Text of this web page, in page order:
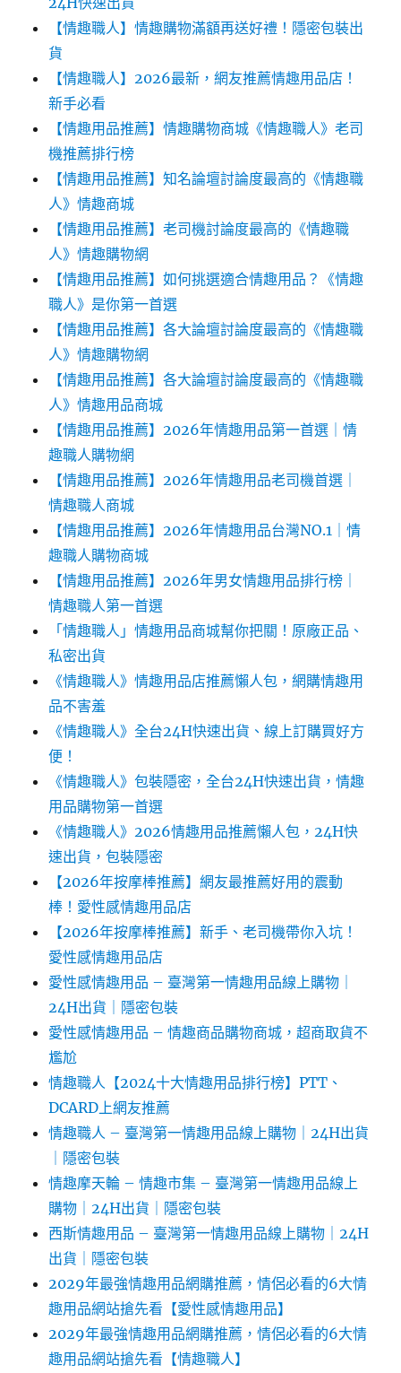
【情趣職人】情趣購物滿額再送好禮！隱密包裝出
貨
【情趣職人】2026最新，網友推薦情趣用品店！
新手必看
【情趣用品推薦】情趣購物商城《情趣職人》老司
機推薦排行榜
【情趣用品推薦】知名論壇討論度最高的《情趣職
人》情趣商城
【情趣用品推薦】老司機討論度最高的《情趣職
人》情趣購物網
【情趣用品推薦】如何挑選適合情趣用品？《情趣
職人》是你第一首選
【情趣用品推薦】各大論壇討論度最高的《情趣職
人》情趣購物網
【情趣用品推薦】各大論壇討論度最高的《情趣職
人》情趣用品商城
【情趣用品推薦】2026年情趣用品第一首選｜情
趣職人購物網
【情趣用品推薦】2026年情趣用品老司機首選｜
情趣職人商城
【情趣用品推薦】2026年情趣用品台灣NO.1｜情
趣職人購物商城
【情趣用品推薦】2026年男女情趣用品排行榜｜
情趣職人第一首選
「情趣職人」情趣用品商城幫你把關！原廠正品、
私密出貨
《情趣職人》情趣用品店推薦懶人包，網購情趣用
品不害羞
《情趣職人》全台24H快速出貨、線上訂購買好方
便！
《情趣職人》包裝隱密，全台24H快速出貨，情趣
用品購物第一首選
《情趣職人》2026情趣用品推薦懶人包，24H快
速出貨，包裝隱密
【2026年按摩棒推薦】網友最推薦好用的震動
棒！愛性感情趣用品店
【2026年按摩棒推薦】新手、老司機帶你入坑！
愛性感情趣用品店
愛性感情趣用品 – 臺灣第一情趣用品線上購物｜
24H出貨｜隱密包裝
愛性感情趣用品 – 情趣商品購物商城，超商取貨不
尷尬
情趣職人【2024十大情趣用品排行榜】PTT、
DCARD上網友推薦
情趣職人 – 臺灣第一情趣用品線上購物｜24H出貨
｜隱密包裝
情趣摩天輪 – 情趣市集 – 臺灣第一情趣用品線上
購物｜24H出貨｜隱密包裝
西斯情趣用品 – 臺灣第一情趣用品線上購物｜24H
出貨｜隱密包裝
2029年最強情趣用品網購推薦，情侶必看的6大情
趣用品網站搶先看【愛性感情趣用品】
2029年最強情趣用品網購推薦，情侶必看的6大情
趣用品網站搶先看【情趣職人】